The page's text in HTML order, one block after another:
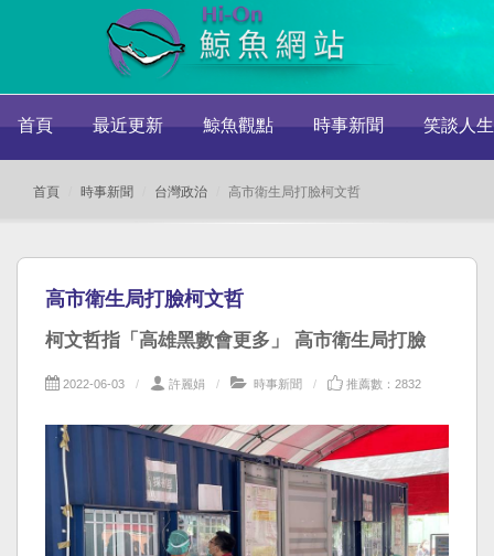
首頁 最近更新 鯨魚觀點 時事新聞 笑談人生
首頁 時事新聞 台灣政治 高市衛生局打臉柯文哲
高市衛生局打臉柯文哲
柯文哲指「高雄黑數會更多」 高市衛生局打臉
2022-06-03 許麗娟 時事新聞 推薦數：2832